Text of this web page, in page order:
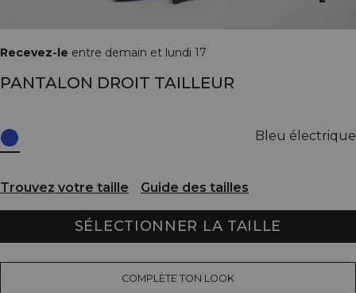
Recevez-le entre demain et lundi 17
PANTALON DROIT TAILLEUR
Bleu électrique
Trouvez votre taille Guide des tailles
SÉLECTIONNER LA TAILLE
COMPLÈTE TON LOOK